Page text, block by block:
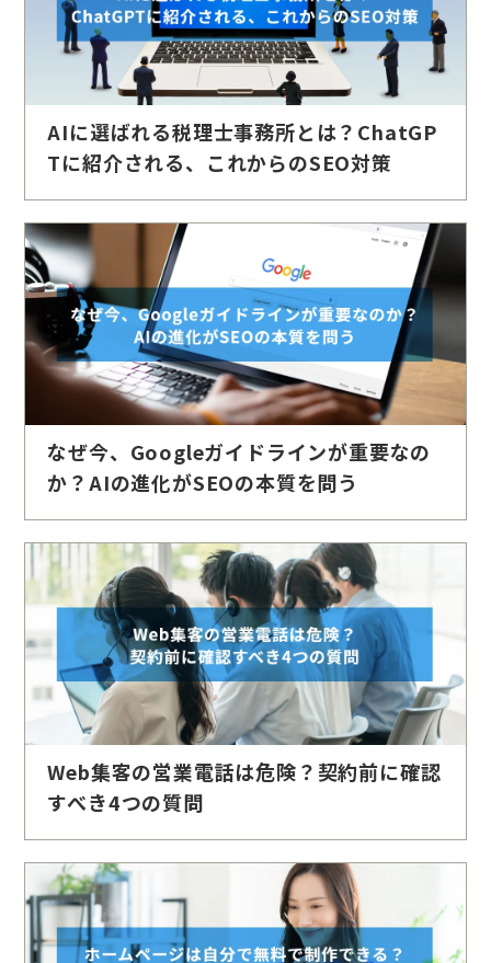
AIに選ばれる税理士事務所とは？ChatGP
Tに紹介される、これからのSEO対策
なぜ今、Googleガイドラインが重要なの
か？AIの進化がSEOの本質を問う
Web集客の営業電話は危険？契約前に確認
すべき4つの質問